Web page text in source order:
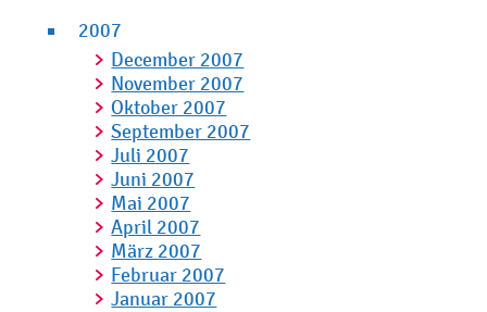
2007
December 2007
November 2007
Oktober 2007
September 2007
Juli 2007
Juni 2007
Mai 2007
April 2007
März 2007
Februar 2007
Januar 2007